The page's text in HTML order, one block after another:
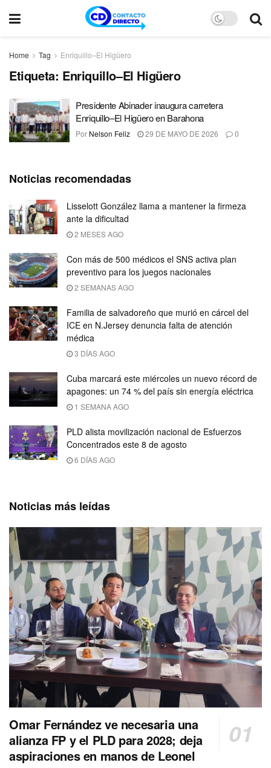
Home Tag Enriquillo–El Higüero
Etiqueta: Enriquillo–El Higüero
Presidente Abinader inaugura carretera
Enriquillo–El Higüero en Barahona
Por Nelson Feliz 29 DE MAYO DE 2026 0
Noticias recomendadas
Lisselott González llama a mantener la firmeza
ante la dificultad
2 MESES AGO
Con más de 500 médicos el SNS activa plan
preventivo para los juegos nacionales
2 SEMANAS AGO
Familia de salvadoreño que murió en cárcel del
ICE en N.Jersey denuncia falta de atención
médica
3 DÍAS AGO
Cuba marcará este miércoles un nuevo récord de
apagones: un 74 % del país sin energía eléctrica
1 SEMANA AGO
PLD alista movilización nacional de Esfuerzos
Concentrados este 8 de agosto
6 DÍAS AGO
Noticias más leídas
Omar Fernández ve necesaria una
alianza FP y el PLD para 2028; deja
aspiraciones en manos de Leonel